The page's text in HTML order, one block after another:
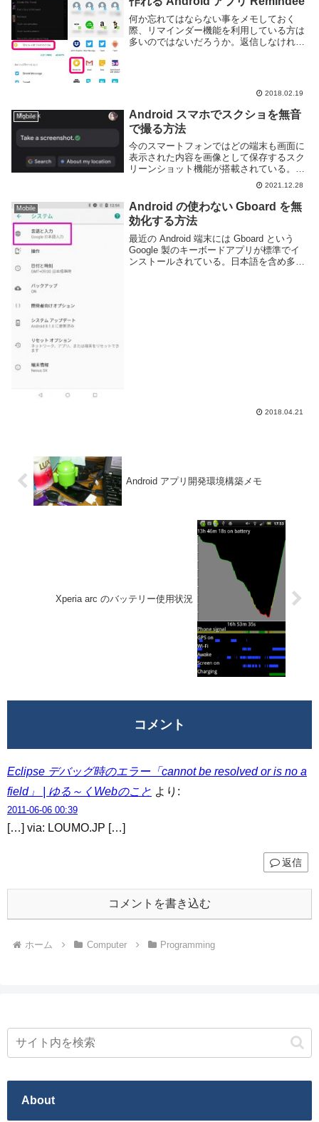
何か忘れてはならない事をメモしておく
際、リマインダー機能を利用している方は
多いのではないだろうか。返信しなければ
2018.02.19
Mobile
Android スマホでスクショを無音
で撮る方法
今のスマートフォンではどの端末も画面に
表示された内容を画像として保存するスク
リーンショット機能が搭載されている。メ
モ代わりやゲーム画面の共有など様々な場
面で便利な機能ではあるが，日本で販売さ
れている多くの端末ではスクリーンショッ
ト撮影時に強...
2021.12.28
Mobile
Android の使わない Gboard を無
効化する方法
最近の Android 端末には Gboard という
Google 製のキーボードアプリが標準でイ
ンストールされている。日本語を含め多数
2018.04.21
Android アプリ開発環境構築メモ
Xperia arc のバッテリー使用状況
コメント
Eclipse デバッグ時のエラー「cannot be resolved or is no a
field」 | ゆる～くWebのこと より:
2011-06-06 00:39
[…] via: LOUMO.JP […]
返信
コメントを書き込む
ホーム Computer Programming
About